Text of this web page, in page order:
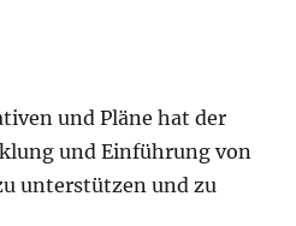
und Pläne hat der
und Einführung von
unterstützen und zu